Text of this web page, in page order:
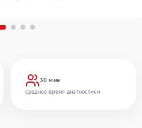
30 мин
среднее время диагностики